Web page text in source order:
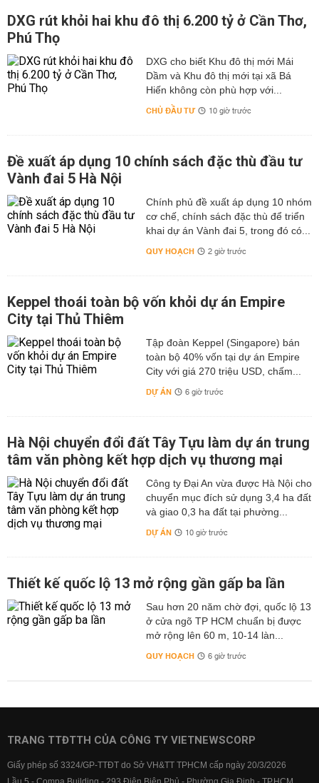
DXG rút khỏi hai khu đô thị 6.200 tỷ ở Cần Thơ,
Phú Thọ
DXG cho biết Khu đô thị mới Mái
Dầm và Khu đô thị mới tại xã Bá
Hiến không còn phù hợp với...
CHỦ ĐẦU TƯ 10 giờ trước
Đề xuất áp dụng 10 chính sách đặc thù đầu tư
Vành đai 5 Hà Nội
Chính phủ đề xuất áp dụng 10 nhóm
cơ chế, chính sách đặc thù để triển
khai dự án Vành đai 5, trong đó có...
QUY HOẠCH 2 giờ trước
Keppel thoái toàn bộ vốn khỏi dự án Empire
City tại Thủ Thiêm
Tập đoàn Keppel (Singapore) bán
toàn bộ 40% vốn tại dự án Empire
City với giá 270 triệu USD, chấm...
DỰ ÁN 6 giờ trước
Hà Nội chuyển đổi đất Tây Tựu làm dự án trung
tâm văn phòng kết hợp dịch vụ thương mại
Công ty Đại An vừa được Hà Nội cho
chuyển mục đích sử dụng 3,4 ha đất
và giao 0,3 ha đất tại phường...
DỰ ÁN 10 giờ trước
Thiết kế quốc lộ 13 mở rộng gần gấp ba lần
Sau hơn 20 năm chờ đợi, quốc lộ 13
ở cửa ngõ TP HCM chuẩn bị được
mở rộng lên 60 m, 10-14 làn...
QUY HOẠCH 6 giờ trước
TRANG TTĐTTH CỦA CÔNG TY VIETNEWSCORP
Giấy phép số 3324/GP-TTĐT do Sở VH&TT TPHCM cấp ngày 20/3/2026